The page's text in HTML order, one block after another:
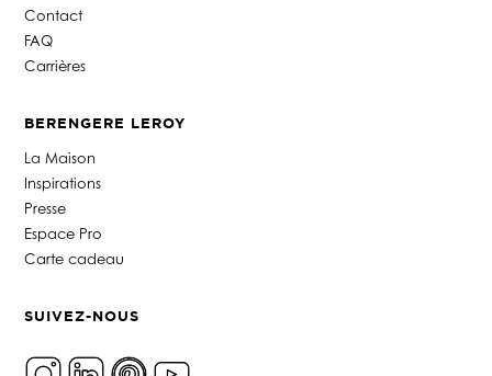
Contact
FAQ
Carrières
BERENGERE LEROY
La Maison
Inspirations
Presse
Espace Pro
Carte cadeau
SUIVEZ-NOUS